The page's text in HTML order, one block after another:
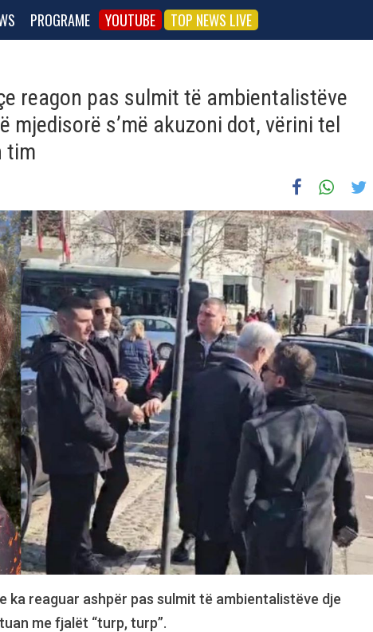
PROGRAME YOUTUBE TOP NEWS LIVE
reagon pas sulmit të ambientalistëve
mjedisorë s’më akuzoni dot, vërini tel
tim
ka reaguar ashpër pas sulmit të ambientalistëve dje
me fjalët “turp, turp”.